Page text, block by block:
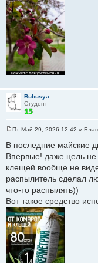
Bubusya
Студент
о
б
е
н
е
Пт Май 29, 2026 12:42 »
В последние майские
Впервые! даже цель
клещей вообще не
распылитель сделал
что-то распылять))
Вот такое средство